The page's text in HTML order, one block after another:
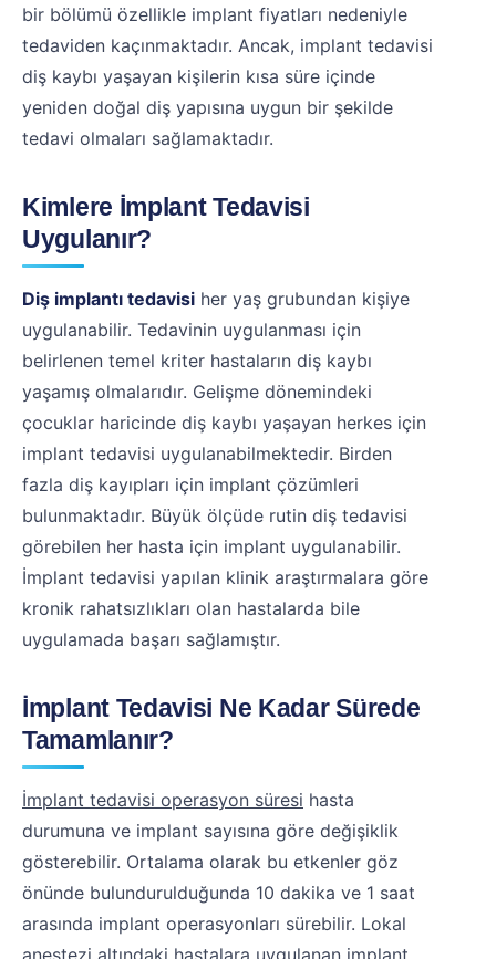
bir bölümü özellikle implant fiyatları nedeniyle
tedaviden kaçınmaktadır. Ancak, implant tedavisi
diş kaybı yaşayan kişilerin kısa süre içinde
yeniden doğal diş yapısına uygun bir şekilde
tedavi olmaları sağlamaktadır.
Kimlere İmplant Tedavisi
Uygulanır?
Diş implantı tedavisi her yaş grubundan kişiye
uygulanabilir. Tedavinin uygulanması için
belirlenen temel kriter hastaların diş kaybı
yaşamış olmalarıdır. Gelişme dönemindeki
çocuklar haricinde diş kaybı yaşayan herkes için
implant tedavisi uygulanabilmektedir. Birden
fazla diş kayıpları için implant çözümleri
bulunmaktadır. Büyük ölçüde rutin diş tedavisi
görebilen her hasta için implant uygulanabilir.
İmplant tedavisi yapılan klinik araştırmalara göre
kronik rahatsızlıkları olan hastalarda bile
uygulamada başarı sağlamıştır.
İmplant Tedavisi Ne Kadar Sürede
Tamamlanır?
İmplant tedavisi operasyon süresi hasta
durumuna ve implant sayısına göre değişiklik
gösterebilir. Ortalama olarak bu etkenler göz
önünde bulundurulduğunda 10 dakika ve 1 saat
arasında implant operasyonları sürebilir. Lokal